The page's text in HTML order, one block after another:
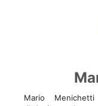
Mario